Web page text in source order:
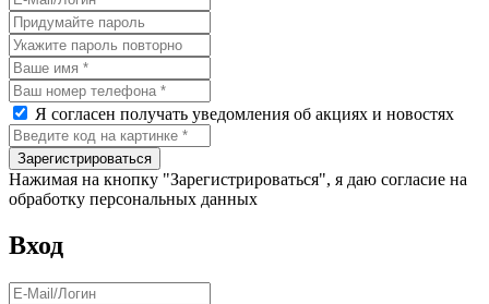
Я согласен получать уведомления об акциях и новостях
Нажимая на кнопку "Зарегистрироваться", я даю согласие на
обработку персональных данных
Вход